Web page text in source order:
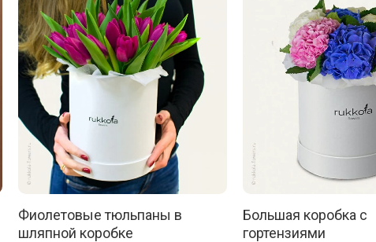
Фиолетовые тюльпаны в
шляпной коробке
Большая коробка с
гортензиями